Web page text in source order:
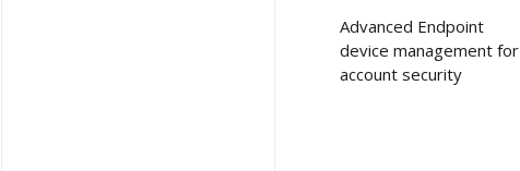
Advanced Endpoint
device management for
account security